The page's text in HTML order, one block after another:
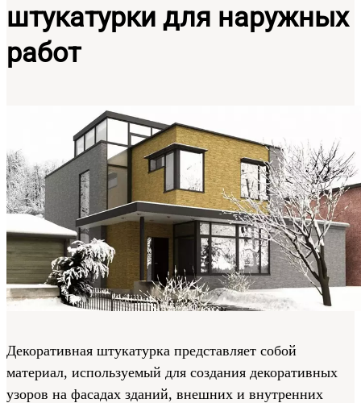
штукатурки для наружных
работ
Декоративная штукатурка представляет собой
материал, используемый для создания декоративных
узоров на фасадах зданий, внешних и внутренних